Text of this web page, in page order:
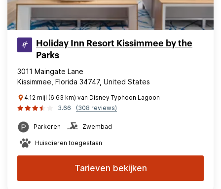
Holiday Inn Resort Kissimmee by the
Parks
3011 Maingate Lane
Kissimmee, Florida 34747, United States
4.12 mijl (6.63 km) van Disney Typhoon Lagoon
3.66
(308 reviews)
Parkeren Zwembad
Huisdieren toegestaan
Tarieven bekijken